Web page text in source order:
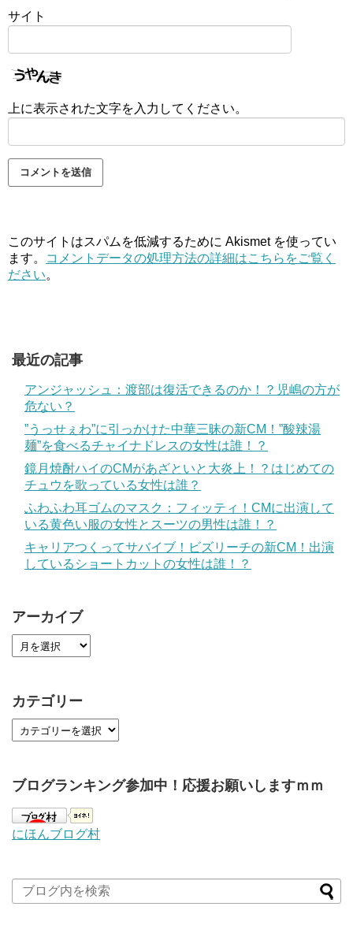
サイト
上に表示された文字を入力してください。
このサイトはスパムを低減するために Akismet を使ってい
ます。
コメントデータの処理方法の詳細はこちらをご覧く
ださい。
最近の記事
アンジャッシュ：渡部は復活できるのか！？児嶋の方が
危ない？
”うっせぇわ”に引っかけた中華三昧の新CM！”酸辣湯
麺”を食べるチャイナドレスの女性は誰！？
鏡月焼酎ハイのCMがあざといと大炎上！？はじめての
チュウを歌っている女性は誰？
ふわふわ耳ゴムのマスク：フィッティ！CMに出演して
いる黄色い服の女性とスーツの男性は誰！？
キャリアつくってサバイブ！ビズリーチの新CM！出演
しているショートカットの女性は誰！？
アーカイブ
カテゴリー
ブログランキング参加中！応援お願いしますｍｍ
にほんブログ村